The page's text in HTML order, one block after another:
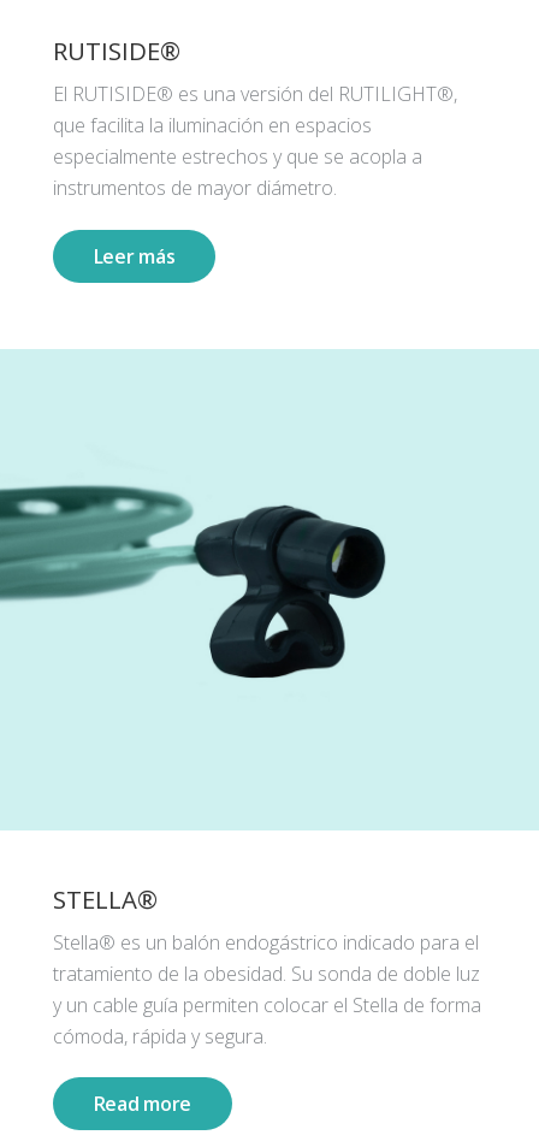
RUTISIDE®
El RUTISIDE® es una versión del RUTILIGHT®,
que facilita la iluminación en espacios
especialmente estrechos y que se acopla a
instrumentos de mayor diámetro.
Leer más
STELLA®
Stella® es un balón endogástrico indicado para el
tratamiento de la obesidad. Su sonda de doble luz
y un cable guía permiten colocar el Stella de forma
cómoda, rápida y segura.
Read more